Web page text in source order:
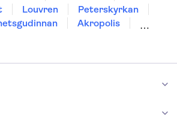
Louvren
Peterskyrkan
Akropolis
Alhambra